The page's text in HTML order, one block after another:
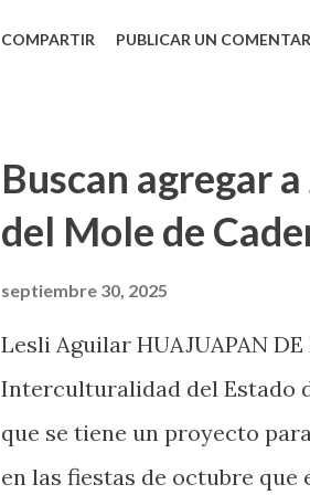
posteriormente se desarrolle
stands ofrecerán el Mole de
de León, y que ha sido
que el turismo de todo el
a probarlo en Huajuapan de
municipal de Huajuapan ...
COMPARTIR PUBLICAR UN
Buscan agregar
del Mole de
septiembre 30, 2025
Lesli Aguilar HUAJUAPAN
Interculturalidad del Estado
que se tiene un proyecto
en las fiestas de octubre que